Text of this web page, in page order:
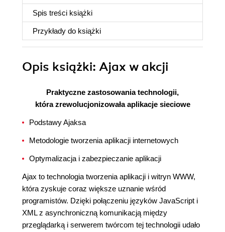
Spis treści książki
Przykłady do książki
Opis książki: Ajax w akcji
Praktyczne zastosowania technologii,
która zrewolucjonizowała aplikacje sieciowe
Podstawy Ajaksa
Metodologie tworzenia aplikacji internetowych
Optymalizacja i zabezpieczanie aplikacji
Ajax to technologia tworzenia aplikacji i witryn WWW,
która zyskuje coraz większe uznanie wśród
programistów. Dzięki połączeniu języków JavaScript i
XML z asynchroniczną komunikacją między
przeglądarką i serwerem twórcom tej technologii udało